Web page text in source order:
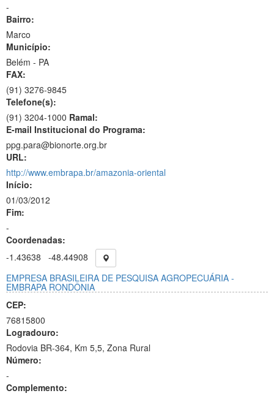
-
Bairro:
Marco
Município:
Belém - PA
FAX:
(91) 3276-9845
Telefone(s):
(91) 3204-1000 Ramal:
E-mail Institucional do Programa:
ppg.para@bionorte.org.br
URL:
http://www.embrapa.br/amazonia-oriental
Início:
01/03/2012
Fim:
-
Coordenadas:
-1.43638
-48.44908
EMPRESA BRASILEIRA DE PESQUISA AGROPECUÁRIA -
EMBRAPA RONDÔNIA
CEP:
76815800
Logradouro:
Rodovia BR-364, Km 5,5, Zona Rural
Número:
-
Complemento: